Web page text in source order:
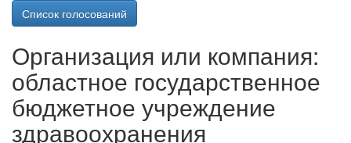
Список голосований
Организация или компания:
областное государственное
бюджетное учреждение
здравоохранения